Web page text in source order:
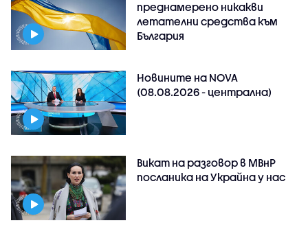
преднамерено никакви
летателни средства към
България
Новините на NOVA
(08.08.2026 - централна)
Викат на разговор в МВнР
посланика на Украйна у нас